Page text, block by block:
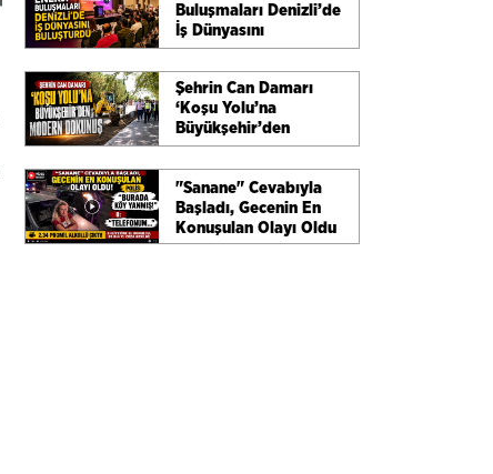
Buluşmaları Denizli’de
İş Dünyasını
Buluşturdu
Şehrin Can Damarı
‘Koşu Yolu’na
Büyükşehir’den
Modern Dokunuş
"Sanane" Cevabıyla
Başladı, Gecenin En
Konuşulan Olayı Oldu